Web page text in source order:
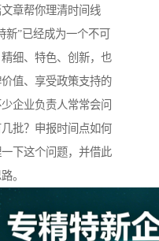
章帮你理清时间线
”已经成为一个不可
细、特色、创新，也
值、享受政策支持的
企业负责人常常会问
批？申报时间点如何
下这个问题，并借此
。